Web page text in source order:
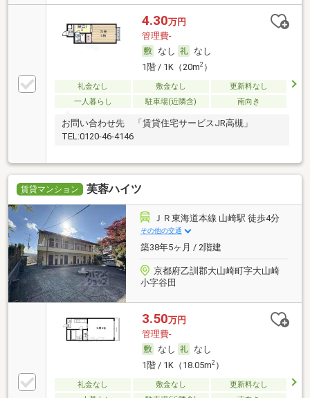
4.30万円
管理費-
なし
なし
1階 / 1K（20m2）
礼金なし 敷金なし
更新料なし
一人暮らし
駐車場(近隣含) 南向き
お問い合わせ先 「賃貸住宅サービスJR高槻」
TEL:0120-46-4146
賃貸マンション 芙蓉ハイツ
ＪＲ東海道本線 山崎駅 徒歩4分
その他の交通
築38年5ヶ月 / 2階建
京都府乙訓郡大山崎町字大山崎
小字谷田
3.50万円
管理費-
なし
なし
1階 / 1K（18.05m2）
礼金なし 敷金なし
更新料なし